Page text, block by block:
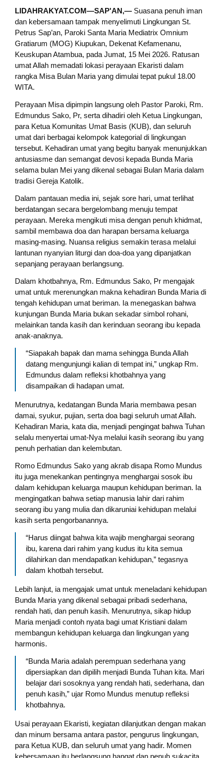
LIDAHRAKYAT.COM—SAP'AN,— Suasana penuh iman
dan kebersamaan tampak menyelimuti Lingkungan St.
Petrus Sap’an, Paroki Santa Maria Mediatrix Omnium
Gratiarum (MOG) Kiupukan, Dekenat Kefamenanu,
Keuskupan Atambua, pada Jumat, 15 Mei 2026. Ratusan
umat Allah memadati lokasi perayaan Ekaristi dalam
rangka Misa Bulan Maria yang dimulai tepat pukul 18.00
WITA.
Perayaan Misa dipimpin langsung oleh Pastor Paroki, Rm.
Edmundus Sako, Pr, serta dihadiri oleh Ketua Lingkungan,
para Ketua Komunitas Umat Basis (KUB), dan seluruh
umat dari berbagai kelompok kategorial di lingkungan
tersebut. Kehadiran umat yang begitu banyak menunjukkan
antusiasme dan semangat devosi kepada Bunda Maria
selama bulan Mei yang dikenal sebagai Bulan Maria dalam
tradisi Gereja Katolik.
Dalam pantauan media ini, sejak sore hari, umat terlihat
berdatangan secara bergelombang menuju tempat
perayaan. Mereka mengikuti misa dengan penuh khidmat,
sambil membawa doa dan harapan bersama keluarga
masing-masing. Nuansa religius semakin terasa melalui
lantunan nyanyian liturgi dan doa-doa yang dipanjatkan
sepanjang perayaan berlangsung.
Dalam khotbahnya, Rm. Edmundus Sako, Pr mengajak
umat untuk merenungkan makna kehadiran Bunda Maria di
tengah kehidupan umat beriman. Ia menegaskan bahwa
kunjungan Bunda Maria bukan sekadar simbol rohani,
melainkan tanda kasih dan kerinduan seorang ibu kepada
anak-anaknya.
“Siapakah bapak dan mama sehingga Bunda Allah
datang mengunjungi kalian di tempat ini,” ungkap Rm.
Edmundus dalam refleksi khotbahnya yang
disampaikan di hadapan umat.
Menurutnya, kedatangan Bunda Maria membawa pesan
damai, syukur, pujian, serta doa bagi seluruh umat Allah.
Kehadiran Maria, kata dia, menjadi pengingat bahwa Tuhan
selalu menyertai umat-Nya melalui kasih seorang ibu yang
penuh perhatian dan kelembutan.
Romo Edmundus Sako yang akrab disapa Romo Mundus
itu juga menekankan pentingnya menghargai sosok ibu
dalam kehidupan keluarga maupun kehidupan beriman. Ia
mengingatkan bahwa setiap manusia lahir dari rahim
seorang ibu yang mulia dan dikaruniai kehidupan melalui
kasih serta pengorbanannya.
“Harus diingat bahwa kita wajib menghargai seorang
ibu, karena dari rahim yang kudus itu kita semua
dilahirkan dan mendapatkan kehidupan,” tegasnya
dalam khotbah tersebut.
Lebih lanjut, ia mengajak umat untuk meneladani kehidupan
Bunda Maria yang dikenal sebagai pribadi sederhana,
rendah hati, dan penuh kasih. Menurutnya, sikap hidup
Maria menjadi contoh nyata bagi umat Kristiani dalam
membangun kehidupan keluarga dan lingkungan yang
harmonis.
“Bunda Maria adalah perempuan sederhana yang
dipersiapkan dan dipilih menjadi Bunda Tuhan kita. Mari
belajar dari sosoknya yang rendah hati, sederhana, dan
penuh kasih,” ujar Romo Mundus menutup refleksi
khotbahnya.
Usai perayaan Ekaristi, kegiatan dilanjutkan dengan makan
dan minum bersama antara pastor, pengurus lingkungan,
para Ketua KUB, dan seluruh umat yang hadir. Momen